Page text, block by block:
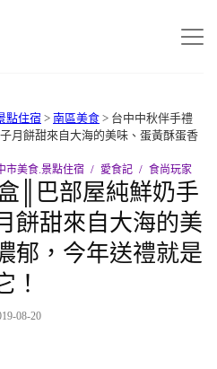
點住宿 > 南區美食 > 台中中秋伴手禮
月餅甜來自大海的美味、蛋黃酥蛋香
市美食.景點住宿 愛食記 食尚玩家
║巴部屋純鮮奶手
餅甜來自大海的美
郁，今年送禮就是
！
08-20